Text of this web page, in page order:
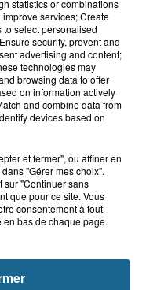
de Saint-Omer
statistics or combinations
services; Create
select personalised
security, prevent and
advertising and content;
technologies may
browsing data to offer
on information actively
and combine data from
devices based on
et fermer", ou affiner en
"Gérer mes choix".
sur "Continuer sans
que pour ce site. Vous
consentement à tout
bas de chaque page.